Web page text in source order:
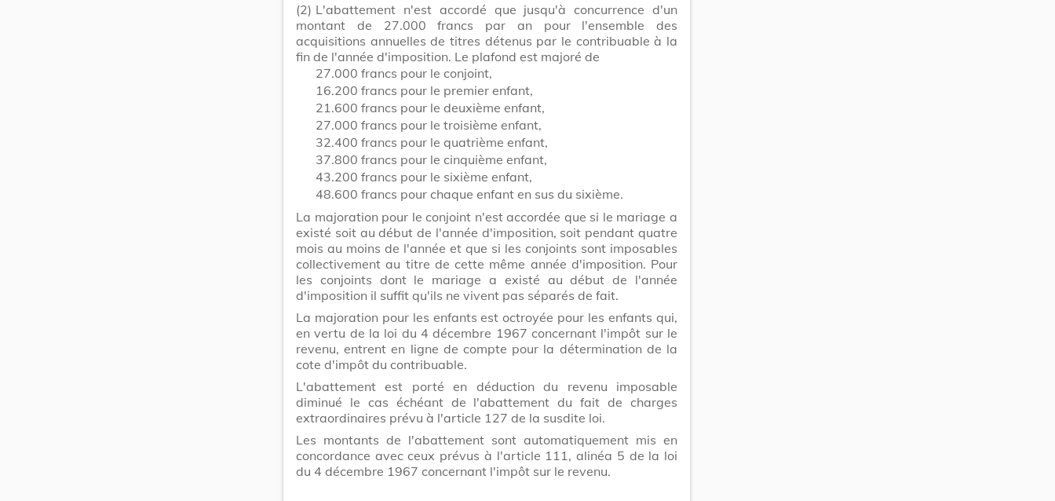
(2) L'abattement n'est accordé que jusqu'à concurrence d'un
montant de 27.000 francs par an pour l'ensemble des
acquisitions annuelles de titres détenus par le contribuable à la
fin de l'année d'imposition. Le plafond est majoré de
27.000 francs pour le conjoint,
16.200 francs pour le premier enfant,
21.600 francs pour le deuxième enfant,
27.000 francs pour le troisième enfant,
32.400 francs pour le quatrième enfant,
37.800 francs pour le cinquième enfant,
43.200 francs pour le sixième enfant,
48.600 francs pour chaque enfant en sus du sixième.
La majoration pour le conjoint n'est accordée que si le mariage a
existé soit au début de l'année d'imposition, soit pendant quatre
mois au moins de l'année et que si les conjoints sont imposables
collectivement au titre de cette même année d'imposition. Pour
les conjoints dont le mariage a existé au début de l'année
d'imposition il suffit qu'ils ne vivent pas séparés de fait.
La majoration pour les enfants est octroyée pour les enfants qui,
en vertu de la loi du 4 décembre 1967 concernant l'impôt sur le
revenu, entrent en ligne de compte pour la détermination de la
cote d'impôt du contribuable.
L'abattement est porté en déduction du revenu imposable
diminué le cas échéant de l'abattement du fait de charges
extraordinaires prévu à l'article 127 de la susdite loi.
Les montants de l'abattement sont automatiquement mis en
concordance avec ceux prévus à l'article 111, alinéa 5 de la loi
du 4 décembre 1967 concernant l'impôt sur le revenu.